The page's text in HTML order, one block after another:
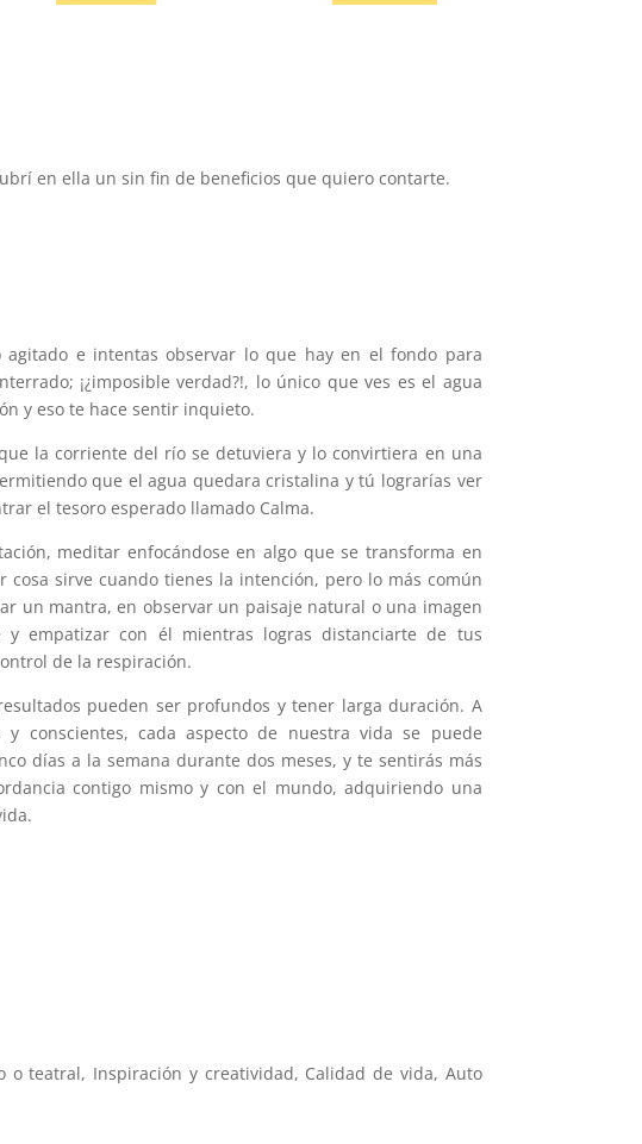
en ella un sin fin de beneficios que quiero contarte.
e intentas observar lo que hay en el fondo para
¡¿imposible verdad?!, lo único que ves es el agua
y eso te hace sentir inquieto.
la corriente del río se detuviera y lo convirtiera en una
que el agua quedara cristalina y tú lograrías ver
el tesoro esperado llamado Calma.
meditar enfocándose en algo que se transforma en
sirve cuando tienes la intención, pero lo más común
un mantra, en observar un paisaje natural o una imagen
empatizar con él mientras logras distanciarte de tus
de la respiración.
pueden ser profundos y tener larga duración. A
conscientes, cada aspecto de nuestra vida se puede
días a la semana durante dos meses, y te sentirás más
contigo mismo y con el mundo, adquiriendo una
o teatral, Inspiración y creatividad, Calidad de vida, Auto